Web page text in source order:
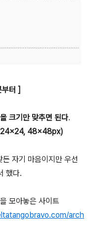
터 ]
크기만 맞추면 된다.
24×24, 48×48px)
자기 마음이지만 우선
했다.
모아놓은 사이트
arch